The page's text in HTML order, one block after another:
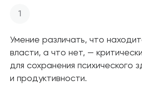
Умение различать, что
власти, а что нет, —
для сохранения психического
и продуктивности.